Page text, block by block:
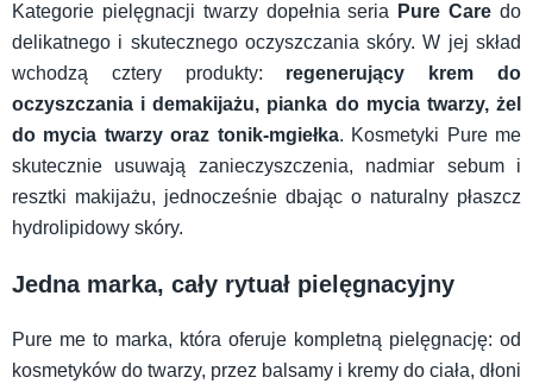
Kategorie pielęgnacji twarzy dopełnia seria Pure Caredo
delikatnego i skutecznego oczyszczania skóry. W jej skład
wchodzą cztery produkty: regenerujący krem do
oczyszczania i demakijażu, pianka do mycia twarzy, żel
do mycia twarzy oraz tonik-mgiełka. Kosmetyki Pure me
skutecznie usuwają zanieczyszczenia, nadmiar sebum i
resztki makijażu, jednocześnie dbając o naturalny płaszcz
hydrolipidowy skóry.
Jedna marka, cały rytuał pielęgnacyjny
Pure me to marka, która oferuje kompletną pielęgnację: od
kosmetyków do twarzy, przez balsamy i kremy do ciała, dłoni